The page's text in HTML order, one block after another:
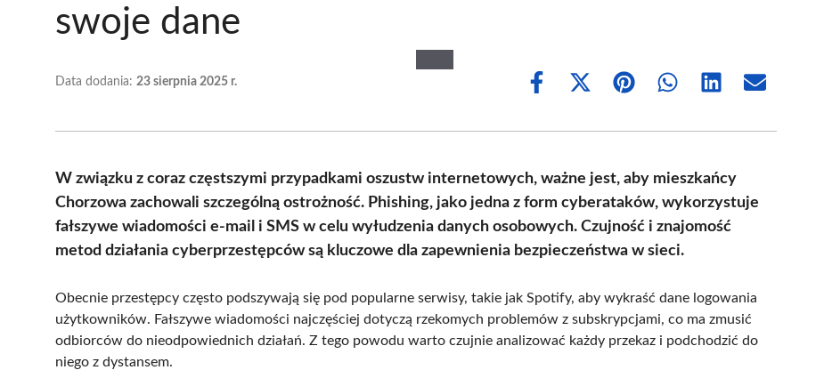
swoje dane
Data dodania: 23 sierpnia 2025 r.
Share
Share
(Twitter)
Share Share Share Share
W związku z coraz częstszymi przypadkami oszustw internetowych, ważne jest, aby mieszkańcy
Chorzowa zachowali szczególną ostrożność. Phishing, jako jedna z form cyberataków, wykorzystuje
fałszywe wiadomości e-mail i SMS w celu wyłudzenia danych osobowych. Czujność i znajomość
metod działania cyberprzestępców są kluczowe dla zapewnienia bezpieczeństwa w sieci.
Obecnie przestępcy często podszywają się pod popularne serwisy, takie jak Spotify, aby wykraść dane logowania
użytkowników. Fałszywe wiadomości najczęściej dotyczą rzekomych problemów z subskrypcjami, co ma zmusić
odbiorców do nieodpowiednich działań. Z tego powodu warto czujnie analizować każdy przekaz i podchodzić do
niego z dystansem.